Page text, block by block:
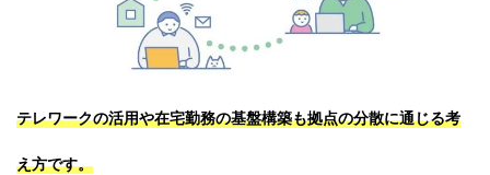
テレワークの活用や在宅勤務の基盤構築も拠点の分散に通じる考
え方です。